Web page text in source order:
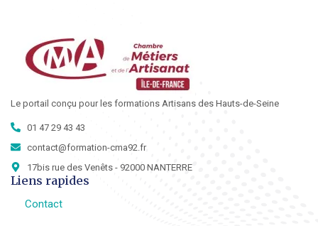
Le portail conçu pour les formations Artisans des Hauts-de-Seine
01 47 29 43 43
contact@formation-cma92.fr
17bis rue des Venêts - 92000 NANTERRE
Liens rapides
Contact